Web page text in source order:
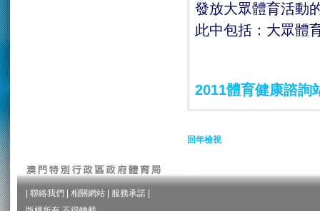
發放大眾體育活動
此中包括：大眾體
2011體育健康諮詢
回年檢視
聯絡我們 相關網站 服務承諾